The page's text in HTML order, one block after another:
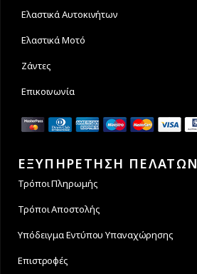
Ελαστικά Αυτοκινήτων
Ελαστικά Μοτό
Ζάντες
Επικοινωνία
ΕΞΥΠΗΡΕΤΗΣΗ ΠΕΛΑΤΩΝ
Τρόποι Πληρωμής
Τρόποι Αποστολής
Υπόδειγμα Εντύπου Υπαναχώρησης
Επιστροφές